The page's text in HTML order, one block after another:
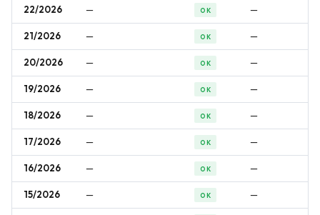
22/2026 — OK —
21/2026 — OK —
20/2026 — OK —
19/2026 — OK —
18/2026 — OK —
17/2026 — OK —
16/2026 — OK —
15/2026 — OK —